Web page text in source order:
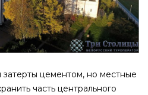
цементом, но местные
часть центрального